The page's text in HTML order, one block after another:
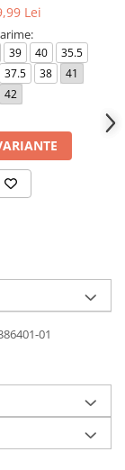
Lei
39 40
35.5
37.5 38
41
42
01